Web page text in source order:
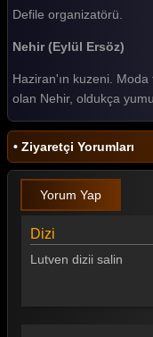
Defile organizatörü.
Nehir (Eylül Ersöz)
Haziran'ın kuzeni.
olan Nehir, oldukça
• Ziyaretçi Yorumları
Yorum Yap
Dizi
Lutven dizii salin